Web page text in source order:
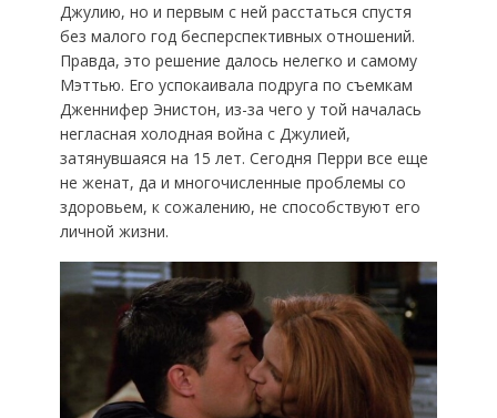
Джулию, но и первым с ней расстаться спустя
без малого год бесперспективных отношений.
Правда, это решение далось нелегко и самому
Мэттью. Его успокаивала подруга по съемкам
Дженнифер Энистон, из-за чего у той началась
негласная холодная война с Джулией,
затянувшаяся на 15 лет. Сегодня Перри все еще
не женат, да и многочисленные проблемы со
здоровьем, к сожалению, не способствуют его
личной жизни.